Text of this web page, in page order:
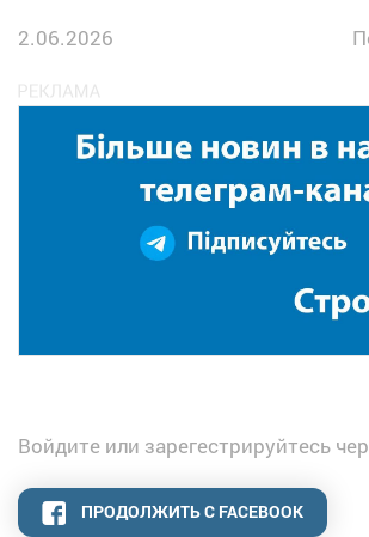
2.06.2026
Войдите или зарегестрируйтесь
ПРОДОЛЖИТЬ С FACEBOOK